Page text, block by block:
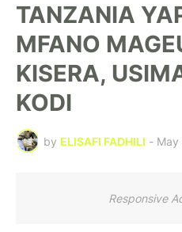
TANZANIA
MFANO
KISERA,
KODI
by ELISAFI FADHILI - May
Responsive